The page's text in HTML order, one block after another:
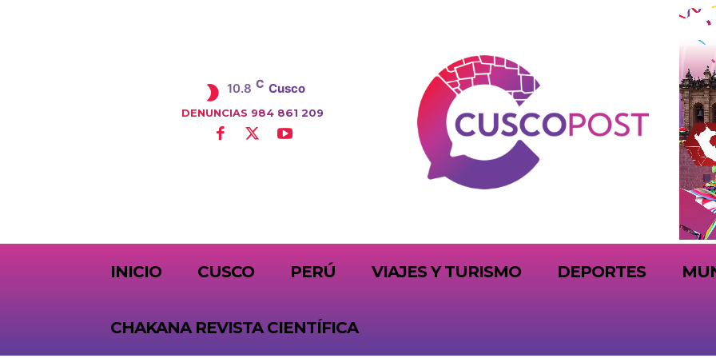
10.8 C Cusco
DENUNCIAS 984 861 209
INICIO CUSCO PERÚ VIAJES Y TURISMO DEPORTES
CHAKANA REVISTA CIENTÍFICA